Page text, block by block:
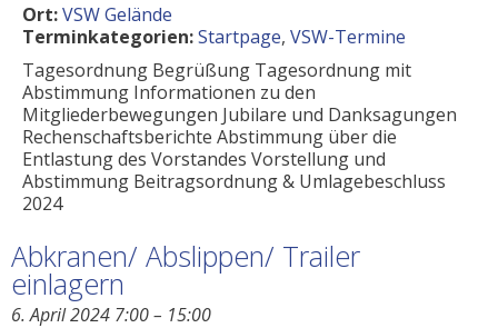
Ort:VSW Gelände
Terminkategorien:Startpage, VSW-Termine
Tagesordnung Begrüßung Tagesordnung mit
Abstimmung Informationen zu den
Mitgliederbewegungen Jubilare und Danksagungen
Rechenschaftsberichte Abstimmung über die
Entlastung des Vorstandes Vorstellung und
Abstimmung Beitragsordnung & Umlagebeschluss
2024
Abkranen/ Abslippen/ Trailer
einlagern
6. April 2024 7:00– 15:00